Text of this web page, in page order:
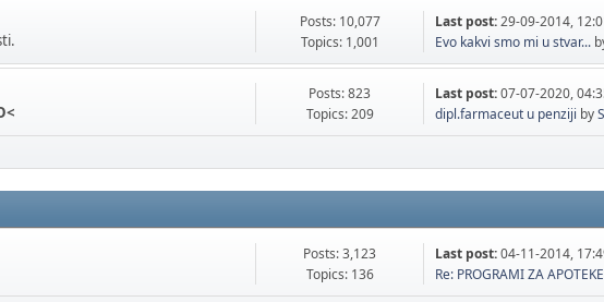
Posts: 10,077
Topics: 1,001
Last post:29-09-2014,
Evo kakvi smo mi u stvar...
Posts: 823
Topics: 209
Last post:07-07-2020,
dipl.farmaceut u penziji by
Posts: 3,123
Topics: 136
Last post:04-11-2014,
Re: PROGRAMI ZA APOTEKE